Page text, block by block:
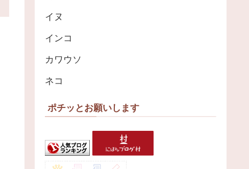
イヌ
インコ
カワウソ
ネコ
ポチッとお願いします